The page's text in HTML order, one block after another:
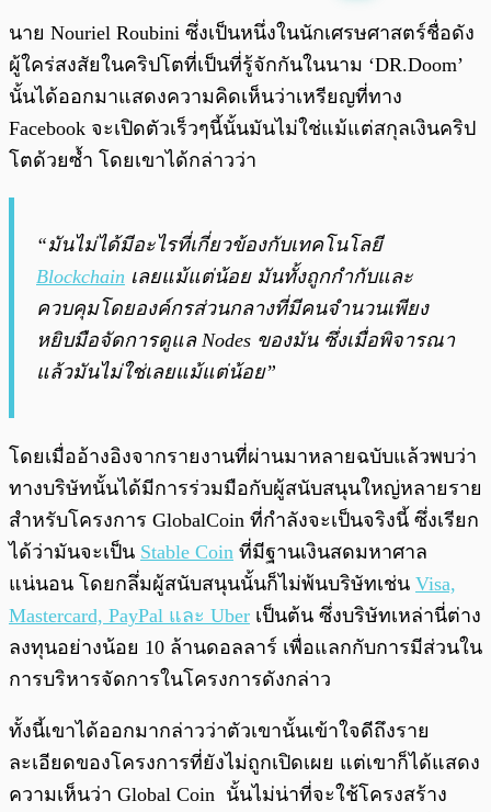
0:00
นาย Nouriel Roubini ซึ่งเป็นหนึ่งในนักเศรษศาสตร์ชื่อดัง
ผู้ใคร่สงสัยในคริปโตที่เป็นที่รู้จักกันในนาม ‘DR.Doom’
นั้นได้ออกมาแสดงความคิดเห็นว่าเหรียญที่ทาง
Facebook จะเปิดตัวเร็วๆนี้นั้นมันไม่ใช่แม้แต่สกุลเงินคริป
โตด้วยซ้ำ โดยเขาได้กล่าวว่า
“มันไม่ได้มีอะไรที่เกี่ยวข้องกับเทคโนโลยี
Blockchain เลยแม้แต่น้อย มันทั้งถูกกำกับและ
ควบคุมโดยองค์กรส่วนกลางที่มีคนจำนวนเพียง
หยิบมือจัดการดูแล Nodes ของมัน ซึ่งเมื่อพิจารณา
แล้วมันไม่ใช่เลยแม้แต่น้อย”
โดยเมื่ออ้างอิงจากรายงานที่ผ่านมาหลายฉบับแล้วพบว่า
ทางบริษัทนั้นได้มีการร่วมมือกับผู้สนับสนุนใหญ่หลายราย
สำหรับโครงการ GlobalCoin ที่กำลังจะเป็นจริงนี้ ซึ่งเรียก
ได้ว่ามันจะเป็น Stable Coin ที่มีฐานเงินสดมหาศาล
แน่นอน โดยกลึ่มผู้สนับสนุนนั้นก็ไม่พ้นบริษัทเช่น Visa,
Mastercard, PayPal และ Uber เป็นต้น ซึ่งบริษัทเหล่านี่ต่าง
ลงทุนอย่างน้อย 10 ล้านดอลลาร์ เพื่อแลกกับการมีส่วนใน
การบริหารจัดการในโครงการดังกล่าว
ทั้งนี้เขาได้ออกมากล่าวว่าตัวเขานั้นเข้าใจดีถึงราย
ละเอียดของโครงการที่ยังไม่ถูกเปิดเผย แต่เขาก็ได้แสดง
ความเห็นว่า Global Coin นั้นไม่น่าที่จะใช้โครงสร้าง